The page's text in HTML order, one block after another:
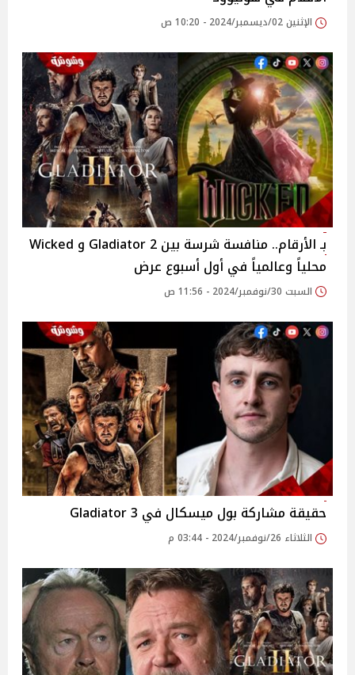
الإثنين 02/ديسمبر/2024 - 10:20 ص
بـ الأرقام.. منافسة شرسة بين Gladiator 2 و Wicked
محلياً وعالمياً في أول أسبوع عرض
السبت 30/نوفمبر/2024 - 11:56 ص
حقيقة مشاركة بول ميسكال في Gladiator 3
الثلاثاء 26/نوفمبر/2024 - 03:44 م